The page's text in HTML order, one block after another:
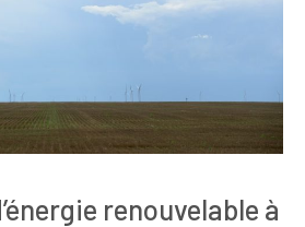
renouvelable à